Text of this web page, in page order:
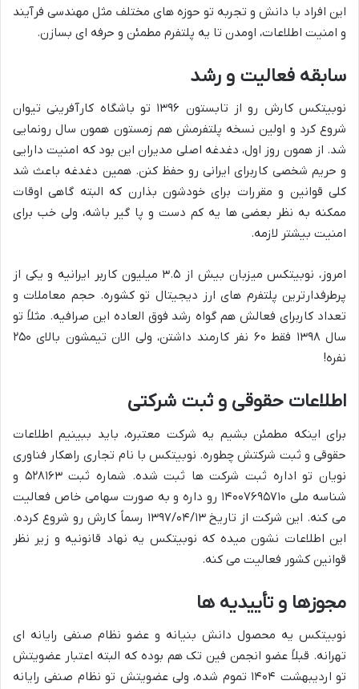
این افراد با دانش و تجربه تو حوزه های مختلف مثل مهندسی فرآیند
و امنیت اطلاعات، اومدن تا یه پلتفرم مطمئن و حرفه ای بسازن.
سابقه فعالیت و رشد
نوبیتکس کارش رو از تابستون ۱۳۹۶ تو باشگاه کارآفرینی تیوان
شروع کرد و اولین نسخه پلتفرمش هم زمستون همون سال رونمایی
شد. از همون روز اول، دغدغه اصلی مدیران این بود که امنیت دارایی
و حریم شخصی کاربرای ایرانی رو حفظ کنن. همین دغدغه باعث شد
کلی قوانین و مقررات برای خودشون بذارن که البته گاهی اوقات
ممکنه به نظر بعضی ها یه کم دست و پا گیر باشه، ولی خب برای
امنیت بیشتر لازمه.
امروز، نوبیتکس میزبان بیش از ۳.۵ میلیون کاربر ایرانیه و یکی از
پرطرفدارترین پلتفرم های ارز دیجیتال تو کشوره. حجم معاملات و
تعداد کاربرای فعالش هم گواه رشد فوق العاده این صرافیه. مثلاً تو
سال ۱۳۹۸ فقط ۶۰ نفر کارمند داشتن، ولی الان تیمشون بالای ۲۵۰
نفره!
اطلاعات حقوقی و ثبت شرکتی
برای اینکه مطمئن بشیم یه شرکت معتبره، باید ببینیم اطلاعات
حقوقی و ثبت شرکتش چطوره. نوبیتکس با نام تجاری راهکار فناوری
نویان تو اداره ثبت شرکت ها ثبت شده. شماره ثبت ۵۲۸۱۶۳ و
شناسه ملی ۱۴۰۰۷۶۹۵۷۱۰ رو داره و به صورت سهامی خاص فعالیت
می کنه. این شرکت از تاریخ ۱۳۹۷/۰۴/۱۳ رسماً کارش رو شروع کرده.
این اطلاعات نشون میده که نوبیتکس یه نهاد قانونیه و زیر نظر
قوانین کشور فعالیت می کنه.
مجوزها و تأییدیه ها
نوبیتکس یه محصول دانش بنیانه و عضو نظام صنفی رایانه ای
تهرانه. قبلاً عضو انجمن فین تک هم بوده که البته اعتبار عضویتش
تو اردیبهشت ۱۴۰۴ تموم شده، ولی عضویتش تو نظام صنفی رایانه